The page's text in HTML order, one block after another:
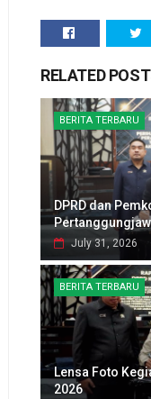
RELATED
BERITA TERBARU
DPRD dan
July 31, 2026
BERITA TERBARU
Lensa Foto
2026